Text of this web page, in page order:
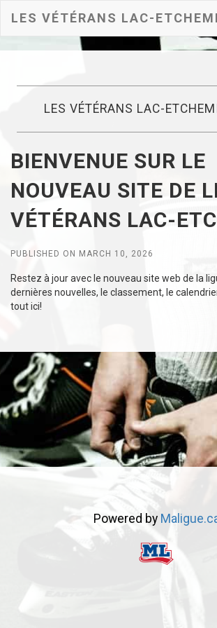
LES VÉTÉRANS LAC-
LES VÉTÉRANS LAC-
BIENVENUE SUR LE
NOUVEAU SITE DE
VÉTÉRANS LAC-
PUBLISHED ON MARCH 10, 2026
Restez à jour avec le nouveau site web de la
dernières nouvelles, le classement, le
tout ici!
Powered by